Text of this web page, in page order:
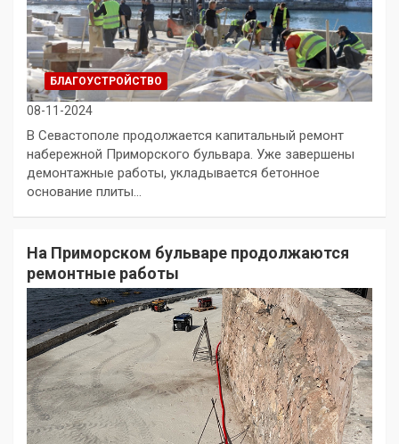
БЛАГОУСТРОЙСТВО
08-11-2024
В Севастополе продолжается капитальный ремонт
набережной Приморского бульвара. Уже завершены
демонтажные работы, укладывается бетонное
основание плиты…
На Приморском бульваре продолжаются
ремонтные работы